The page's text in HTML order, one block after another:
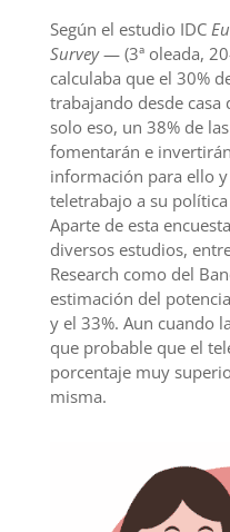
Según el estudio IDC
Survey— (3ª oleada,
calculaba que el 30%
trabajando desde casa
solo eso, un 38% de
fomentarán e
información para ello
teletrabajo a su
Aparte de esta
diversos estudios,
Research como del
estimación del
y el 33%. Aun cuando
que probable que el
porcentaje muy
misma.